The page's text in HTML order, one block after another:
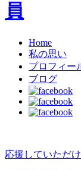
Home
私の思い
プロフィー
ブログ
応援していただけ